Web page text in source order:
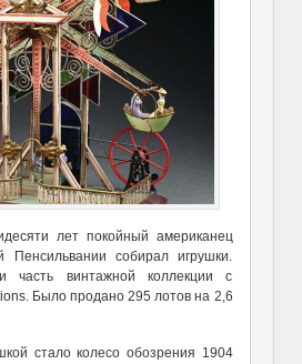
лет покойный американец
собирал игрушки.
часть винтажной коллекции с
Было продано 295 лотов на 2,6
стало колесо обозрения 1904